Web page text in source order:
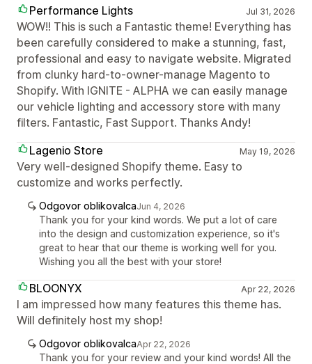
Performance Lights Jul 31, 2026
WOW!! This is such a Fantastic theme! Everything has
been carefully considered to make a stunning, fast,
professional and easy to navigate website. Migrated
from clunky hard-to-owner-manage Magento to
Shopify. With IGNITE - ALPHA we can easily manage
our vehicle lighting and accessory store with many
filters. Fantastic, Fast Support. Thanks Andy!
Lagenio Store
May 19, 2026
Very well-designed Shopify theme. Easy to
customize and works perfectly.
Odgovor oblikovalcaJun 4, 2026
Thank you for your kind words. We put a lot of care
into the design and customization experience, so it's
great to hear that our theme is working well for you.
Wishing you all the best with your store!
BLOONYX Apr 22, 2026
I am impressed how many features this theme has.
Will definitely host my shop!
Odgovor oblikovalcaApr 22, 2026
Thank you for your review and your kind words! All the